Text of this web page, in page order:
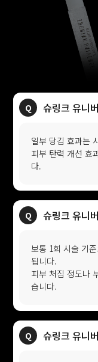
슈링크 유니
일부 당김 효과는
피부 탄력 개선 효
다.
슈링크 유니
보통 1회 시술 기
됩니다.
피부 처짐 정도나
습니다.
슈링크 유니